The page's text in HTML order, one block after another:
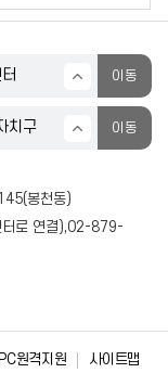
봉천동)
로 연결),02-879-
PC원격지원 사이트맵